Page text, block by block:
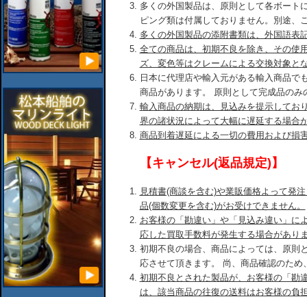
多くの外国製品は、原則として各ボート
ピング類は付属しておりません。別途、
多くの外国製品の添附書類は、外国語表
全ての商品は、初期不良を除き、その使
ズ、変色等はクレームによる交換対象と
日本に代理店や輸入元がある輸入商品で
商品があります。 原則として完成品のみ
輸入商品の納期は、見込みを提示してお
界の諸状況によって大幅に遅延する場合
商品到着遅延による一切の費用および損
【キャンセル(返品規定)】
見積書(商談を含む)や業販価格よって発
品(個数変更を含む)がお受けできません。
お客様の「勘違い」や「見込み違い」に
応した買取手数料が発生する場合があり
初期不良の場合、商品によっては、原則
応させて頂きます。 尚、商品確認のた
初期不良とされた製品が、お客様の「勘
は、該当商品の往復の送料はお客様の負